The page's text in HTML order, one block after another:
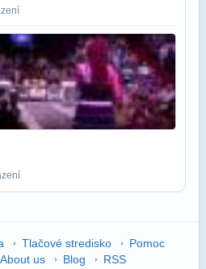
Tlačové stredisko
Pomoc
About us Blog
RSS